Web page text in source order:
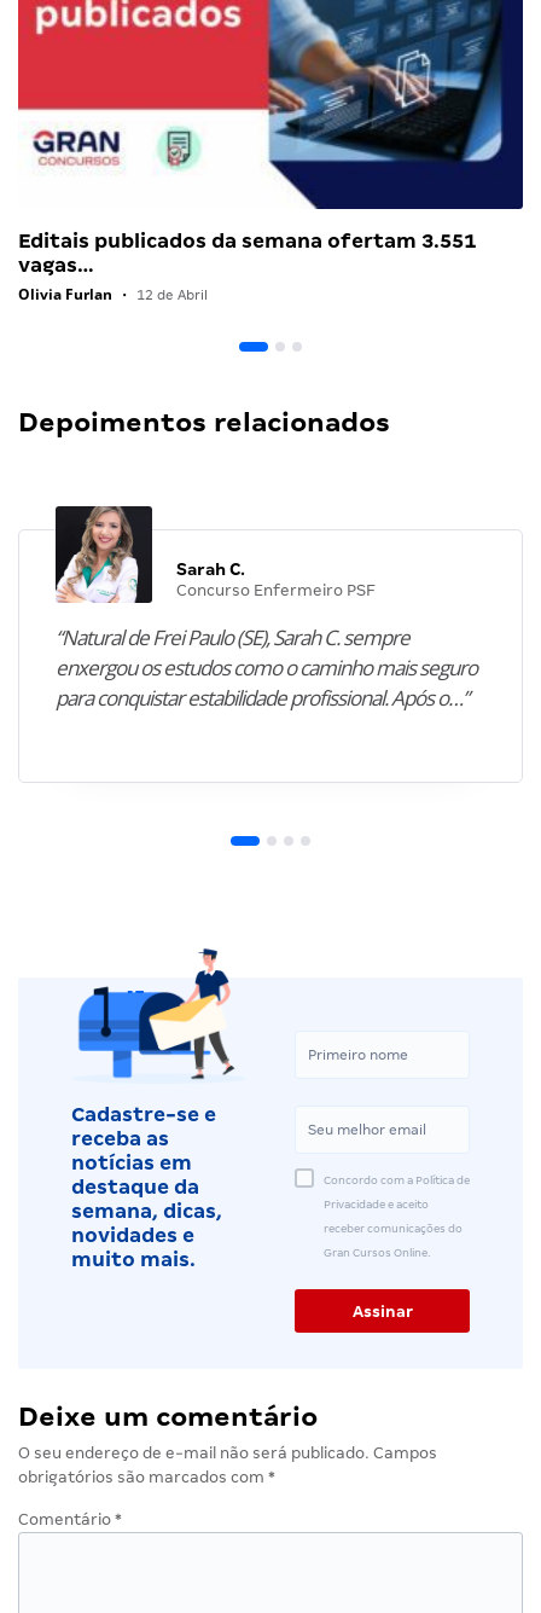
Editais publicados da semana ofertam 3.551
vagas…
Olivia Furlan • 12 de Abril
Depoimentos relacionados
Sarah C.
Concurso Enfermeiro PSF
“Natural de Frei Paulo (SE), Sarah C. sempre
enxergou os estudos como o caminho mais seguro
para conquistar estabilidade profissional. Após o…”
Cadastre-se e
receba as
notícias em
destaque da
semana, dicas,
novidades e
muito mais.
Concordo com a Política de
Privacidade e aceito
receber comunicações do
Gran Cursos Online.
Deixe um comentário
O seu endereço de e-mail não será publicado. Campos
obrigatórios são marcados com *
Comentário *